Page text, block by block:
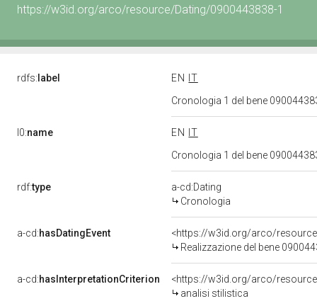
https://w3id.org/arco/resource/Dating/0900443838-1
rdfs: label EN
IT
Cronologia 1 del bene
l0:name EN
IT
Cronologia 1 del bene
rdf:type
a-cd:Dating
Cronologia
a-cd:hasDatingEvent
<https://w3id.org/arco/
Realizzazione del bene
a-cd:hasInterpretationCriterion
<https://w3id.org/arco/
analisi stilistica